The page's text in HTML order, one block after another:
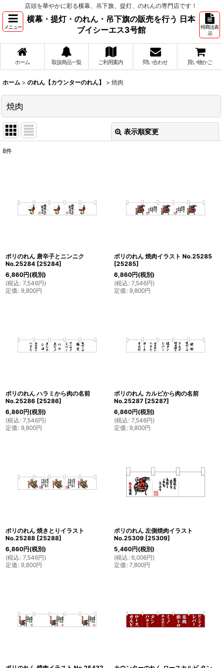
店頭を華やかに彩る横幕、吊下旗、提灯、のれんの専門店です！
メニュー
横幕・提灯・のれん・吊下旗の販売を行う 日本
ブイシーエス3号館
特商法表
示
ホーム 取扱商品一覧 ご利用案内 問い合わせ 買い物かご
ホーム > のれん【カウンターのれん】 > 焼肉
焼肉
表示順変更
8件
ポリのれん 唐辛子とニンニク
No.25284 [25284]
6,860円(税別)
(税込 : 7,546円)
定価 : 9,800円
ポリのれん 焼肉イラスト No.25285
[25285]
6,860円(税別)
(税込 : 7,546円)
定価 : 9,800円
ポリのれん ハラミから肉の名前
No.25286 [25286]
6,860円(税別)
(税込 : 7,546円)
定価 : 9,800円
ポリのれん カルビから肉の名前
No.25287 [25287]
6,860円(税別)
(税込 : 7,546円)
定価 : 9,800円
ポリのれん 焼きとりイラスト
No.25288 [25288]
6,860円(税別)
(税込 : 7,546円)
定価 : 9,800円
ポリのれん 左側焼肉イラスト
No.25309 [25309]
5,460円(税別)
(税込 : 6,006円)
定価 : 7,800円